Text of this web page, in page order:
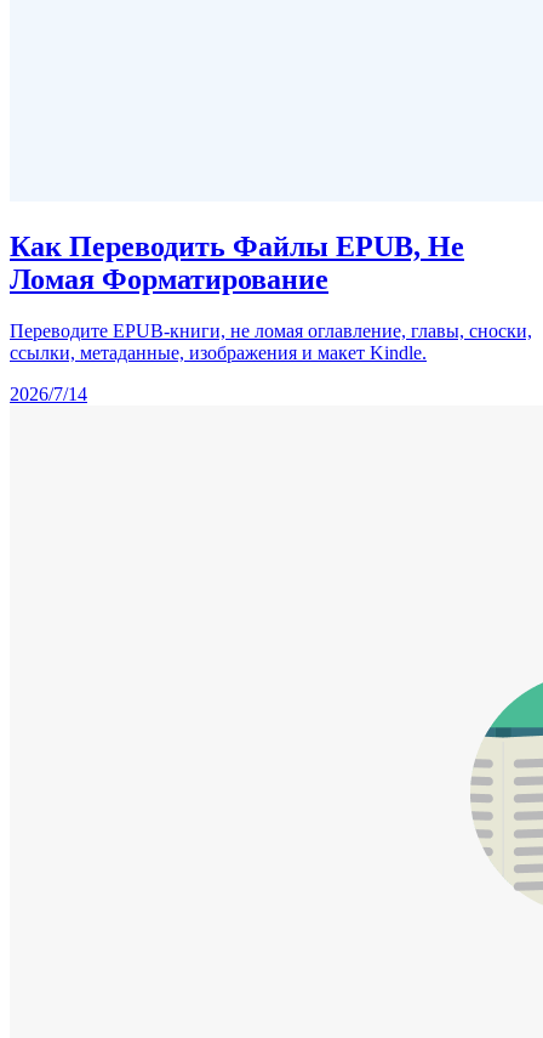
Как Переводить Файлы EPUB, Не
Ломая Форматирование
Переводите EPUB-книги, не ломая оглавление, главы, сноски,
ссылки, метаданные, изображения и макет Kindle.
2026/7/14